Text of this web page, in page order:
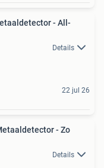
- All-
Details
22 jul 26
- Zo
Details